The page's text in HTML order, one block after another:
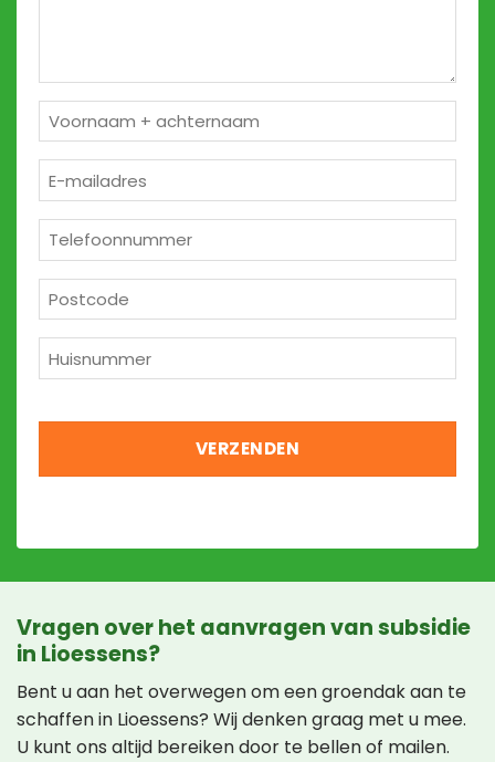
Naam
*
mailadres
*
*
*
Vragen over het aanvragen van subsidie
in Lioessens?
Bent u aan het overwegen om een groendak aan te
schaffen in Lioessens? Wij denken graag met u mee.
U kunt ons altijd bereiken door te bellen of mailen.